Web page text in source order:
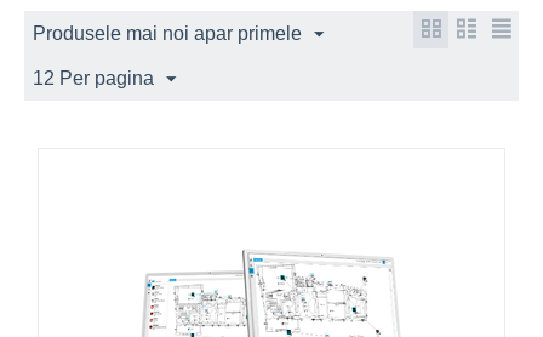
Produsele mai noi apar primele
12 Per pagina